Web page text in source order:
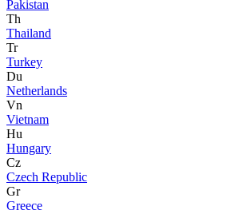
Pakistan
Th
Thailand
Tr
Turkey
Du
Netherlands
Vn
Vietnam
Hu
Hungary
Cz
Czech Republic
Gr
Greece